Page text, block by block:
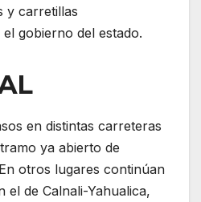
y carretillas
gobierno del estado.
en distintas carreteras
ya abierto de
otros lugares continúan
el de Calnali-Yahualica,